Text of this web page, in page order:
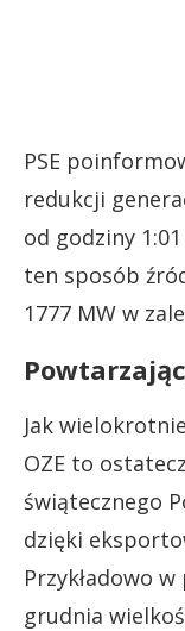
PSE
redukcji
od godziny
ten sposób
1777 MW w
Jak
OZE to
świątecznego
dzięki
Przykładowo
grudnia